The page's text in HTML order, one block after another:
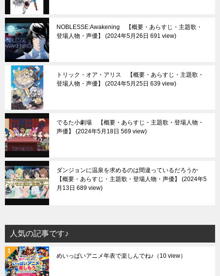
NOBLESSE:Awakening 【概要・あらすじ・主題歌・
登場人物・声優】
2024年5月26日 691 view
トリック・オア・アリス 【概要・あらすじ・主題歌・
登場人物・声優】
2024年5月25日 639 view
でるた小劇場 【概要・あらすじ・主題歌・登場人物・
声優】
2024年5月18日 569 view
ダンジョンに温泉を求めるのは間違っているだろうか
【概要・あらすじ・主題歌・登場人物・声優】
2024年5
月13日 689 view
人気の記事です♪
めいっぱいアニメ年表で楽しんでね♪ （10 view）